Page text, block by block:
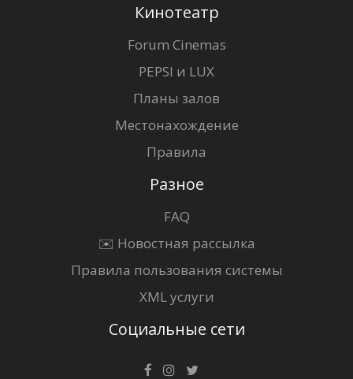
Кинотеатр
Forum Cinemas
PEPSI и LUX
Планы залов
Местонахождение
Правила
Разное
FAQ
✉️ Новостная рассылка
Правила пользования системы
XML услуги
Социальные сети